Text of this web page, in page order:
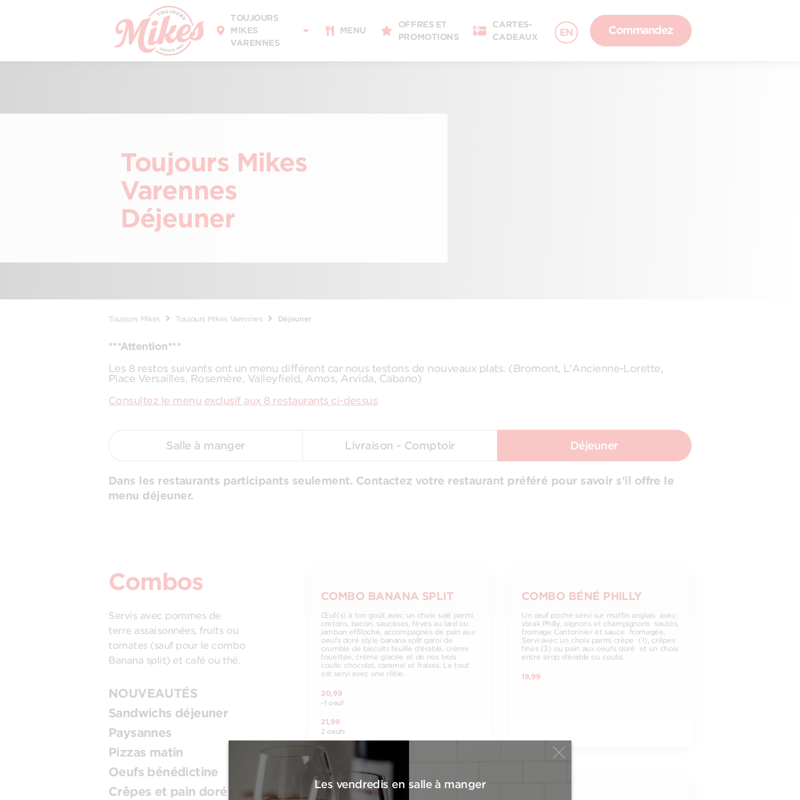
TOUJOURS
MIKES
VARENNES
DÉCOUVREZ
NOTRE MENU
Pour emporterMENU
OFFRES ET
PROMOTIONS
CARTES-
CADEAUX
EN Commandez
Toujours Mikes
Varennes
Déjeuner
Toujours Mikes Toujours Mikes Varennes Déjeuner
***Attention***
Les 8 restos suivants ont un menu différent car nous testons de nouveaux plats. (Bromont, L'Ancienne-Lorette,
Place Versailles, Rosemère, Valleyfield, Amos, Arvida, Cabano)
Consultez le menu exclusif aux 8 restaurants ci-dessus
Salle à manger Livraison - Comptoir Déjeuner
Dans les restaurants participants seulement. Contactez votre restaurant préféré pour savoir s'il offre le
menu déjeuner.
Combos
Servis avec pommes de
terre assaisonnées, fruits ou
tomates (sauf pour le combo
Banana split) et café ou thé.
NOUVEAUTÉS
Sandwichs déjeuner
Paysannes
Pizzas matin
Oeufs bénédictine
Crêpes et pain doré
COMBO BANANA SPLIT
Œuf(s) à ton goût avec un choix salé parmi
cretons, bacon, saucisses, fèves au lard ou
jambon effiloché, accompagnés de pain aux
oeufs doré style banana split garni de
crumble de biscuits feuille d'érable, crème
fouettée, crème glacée et de nos trois
coulis: chocolat, caramel et fraises. Le tout
est servi avec une rôtie.
20,99
-1 oeuf
21,99
2 oeufs
COMBO BÉNÉ PHILLY
Un œuf poché servi sur muffin anglais avec
steak Philly, oignons et champignons sautés,
fromage Cantonnier et sauce fromagée.
Servi avec un choix parmi crêpe (1), crêpes
fines (3) ou pain aux oeufs doré et un choix
entre sirop d’érable ou coulis.
19,99
Les vendredis en salle à manger